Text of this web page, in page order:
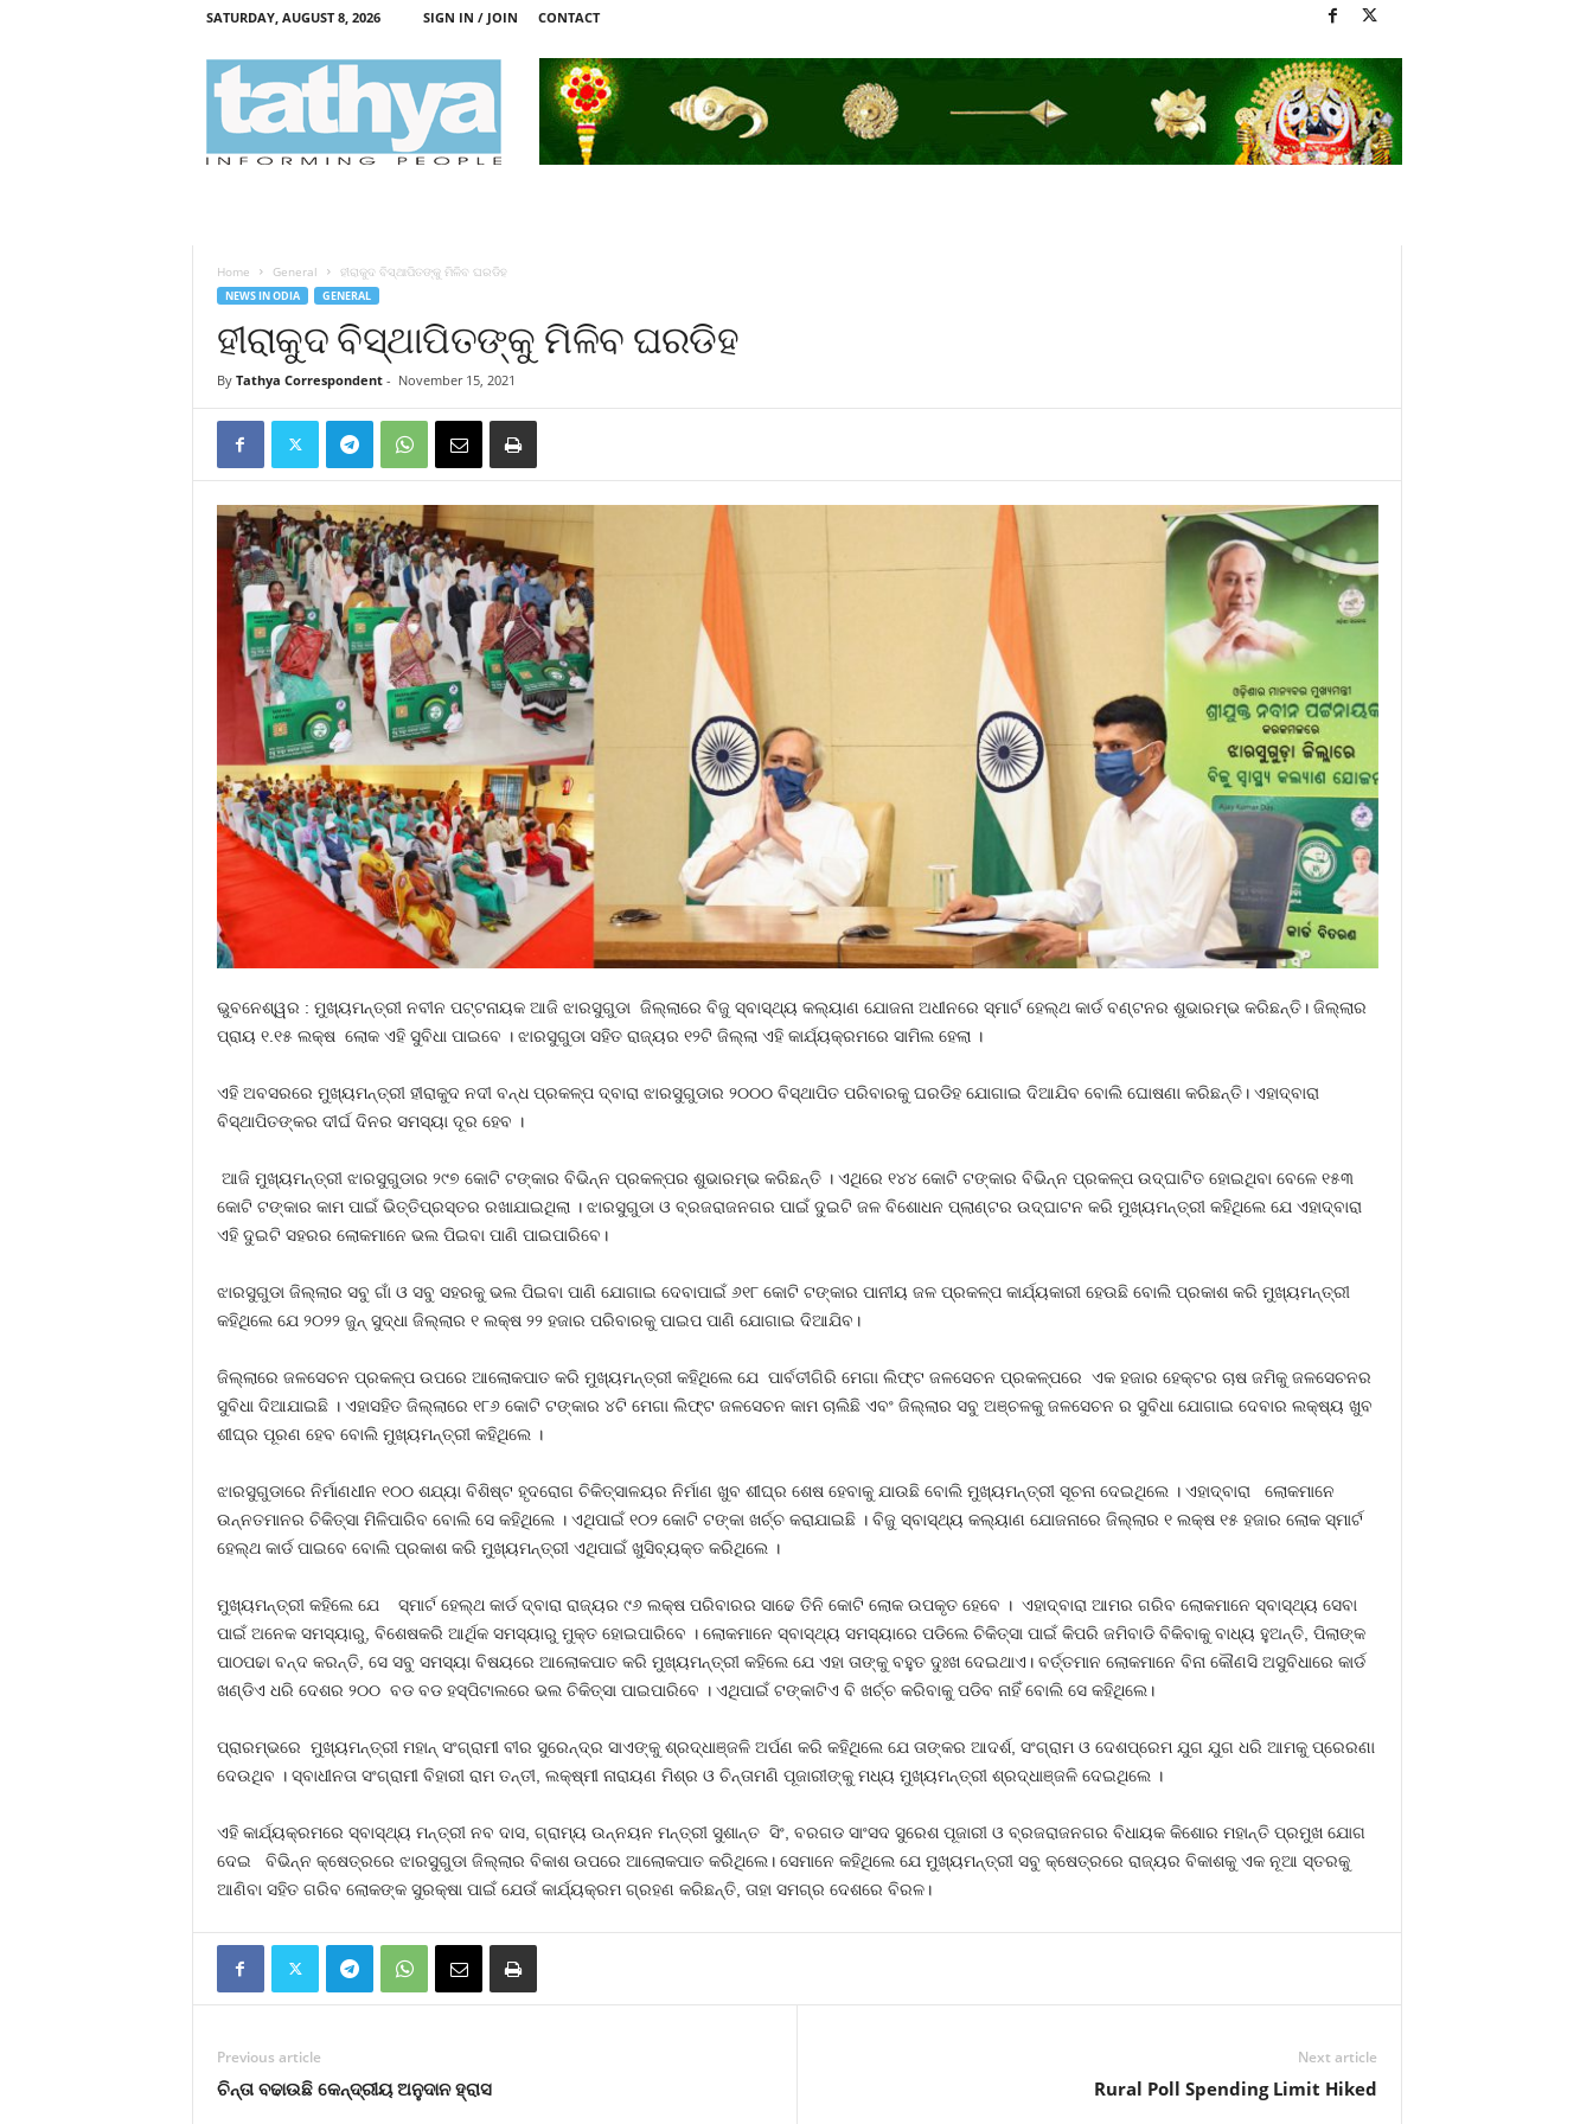
SATURDAY, AUGUST 8, 2026 SIGN IN / JOIN CONTACT
Home General ହୀରାକୁଦ ବିସ୍ଥାପିତଙ୍କୁ ମିଳିବ ଘରଡିହ
NEWS IN ODIA GENERAL
ହୀରାକୁଦ ବିସ୍ଥାପିତଙ୍କୁ ମିଳିବ ଘରଡିହ
By Tathya Correspondent- November 15, 2021
ଭୁବନେଶ୍ୱର : ମୁଖ୍ୟମନ୍ତ୍ରୀ ନବୀନ ପଟ୍ଟନାୟକ ଆଜି ଝାରସୁଗୁଡା ଜିଲ୍ଲାରେ ବିଜୁ ସ୍ବାସ୍ଥ୍ୟ କଲ୍ୟାଣ ଯୋଜନା ଅଧୀନରେ ସ୍ମାର୍ଟ ହେଲ୍‌ଥ କାର୍ଡ ବଣ୍ଟନର ଶୁଭାରମ୍ଭ କରିଛନ୍ତି। ଜିଲ୍ଲାର
ପ୍ରାୟ ୧.୧୫ ଲକ୍ଷ ଲୋକ ଏହି ସୁବିଧା ପାଇବେ । ଝାରସୁଗୁଡା ସହିତ ରାଜ୍ୟର ୧୨ଟି ଜିଲ୍ଲା ଏହି କାର୍ଯ୍ୟକ୍ରମରେ ସାମିଲ ହେଲା ।
ଏହି ଅବସରରେ ମୁଖ୍ୟମନ୍ତ୍ରୀ ହୀରାକୁଦ ନଦୀ ବନ୍ଧ ପ୍ରକଳ୍ପ ଦ୍ବାରା ଝାରସୁଗୁଡାର ୨୦୦୦ ବିସ୍ଥାପିତ ପରିବାରକୁ ଘରଡିହ ଯୋଗାଇ ଦିଆଯିବ ବୋଲି ଘୋଷଣା କରିଛନ୍ତି। ଏହାଦ୍ବାରା
ବିସ୍ଥାପିତଙ୍କର ଦୀର୍ଘ ଦିନର ସମସ୍ୟା ଦୂର ହେବ ।
ଆଜି ମୁଖ୍ୟମନ୍ତ୍ରୀ ଝାରସୁଗୁଡାର ୨୯୭ କୋଟି ଟଙ୍କାର ବିଭିନ୍ନ ପ୍ରକଳ୍ପର ଶୁଭାରମ୍ଭ କରିଛନ୍ତି । ଏଥିରେ ୧୪୪ କୋଟି ଟଙ୍କାର ବିଭିନ୍ନ ପ୍ରକଳ୍ପ ଉଦ୍‌ଘାଟିତ ହୋଇଥିବା ବେଳେ ୧୫୩
କୋଟି ଟଙ୍କାର କାମ ପାଇଁ ଭିତ୍ତିପ୍ରସ୍ତର ରଖାଯାଇଥିଲା । ଝାରସୁଗୁଡା ଓ ବ୍ରଜରାଜନଗର ପାଇଁ ଦୁଇଟି ଜଳ ବିଶୋଧନ ପ୍ଲାଣ୍ଟର ଉଦ୍‌ଘାଟନ କରି ମୁଖ୍ୟମନ୍ତ୍ରୀ କହିଥିଲେ ଯେ ଏହାଦ୍ବାରା
ଏହି ଦୁଇଟି ସହରର ଲୋକମାନେ ଭଲ ପିଇବା ପାଣି ପାଇପାରିବେ।
ଝାରସୁଗୁଡା ଜିଲ୍ଲାର ସବୁ ଗାଁ ଓ ସବୁ ସହରକୁ ଭଲ ପିଇବା ପାଣି ଯୋଗାଇ ଦେବାପାଇଁ ୬୧୮ କୋଟି ଟଙ୍କାର ପାନୀୟ ଜଳ ପ୍ରକଳ୍ପ କାର୍ଯ୍ୟକାରୀ ହେଉଛି ବୋଲି ପ୍ରକାଶ କରି ମୁଖ୍ୟମନ୍ତ୍ରୀ
କହିଥିଲେ ଯେ ୨୦୨୨ ଜୁନ୍‌ ସୁଦ୍ଧା ଜିଲ୍ଲାର ୧ ଲକ୍ଷ ୨୨ ହଜାର ପରିବାରକୁ ପାଇପ ପାଣି ଯୋଗାଇ ଦିଆଯିବ।
ଜିଲ୍ଲାରେ ଜଳସେଚନ ପ୍ରକଳ୍ପ ଉପରେ ଆଲୋକପାତ କରି ମୁଖ୍ୟମନ୍ତ୍ରୀ କହିଥିଲେ ଯେ ପାର୍ବତୀଗିରି ମେଗା ଲିଫ୍‌ଟ ଜଳସେଚନ ପ୍ରକଳ୍ପରେ ଏକ ହଜାର ହେକ୍ଟର ଚାଷ ଜମିକୁ ଜଳସେଚନର
ସୁବିଧା ଦିଆଯାଇଛି । ଏହାସହିତ ଜିଲ୍ଲାରେ ୧୮୬ କୋଟି ଟଙ୍କାର ୪ଟି ମେଗା ଲିଫ୍ଟ ଜଳସେଚନ କାମ ଚାଲିଛି ଏବଂ ଜିଲ୍ଲାର ସବୁ ଅଞ୍ଚଳକୁ ଜଳସେଚନ ର ସୁବିଧା ଯୋଗାଇ ଦେବାର ଲକ୍ଷ୍ୟ ଖୁବ
ଶୀଘ୍ର ପୂରଣ ହେବ ବୋଲି ମୁଖ୍ୟମନ୍ତ୍ରୀ କହିଥିଲେ ।
ଝାରସୁଗୁଡାରେ ନିର୍ମାଣଧୀନ ୧୦୦ ଶଯ୍ୟା ବିଶିଷ୍ଟ ହୃଦରୋଗ ଚିକିତ୍ସାଳୟର ନିର୍ମାଣ ଖୁବ ଶୀଘ୍ର ଶେଷ ହେବାକୁ ଯାଉଛି ବୋଲି ମୁଖ୍ୟମନ୍ତ୍ରୀ ସୂଚନା ଦେଇଥିଲେ । ଏହାଦ୍ବାରା ଲୋକମାନେ
ଉନ୍ନତମାନର ଚିକିତ୍ସା ମିଳିପାରିବ ବୋଲି ସେ କହିଥିଲେ । ଏଥିପାଇଁ ୧୦୨ କୋଟି ଟଙ୍କା ଖର୍ଚ୍ଚ କରାଯାଇଛି । ବିଜୁ ସ୍ବାସ୍ଥ୍ୟ କଲ୍ୟାଣ ଯୋଜନାରେ ଜିଲ୍ଲାର ୧ ଲକ୍ଷ ୧୫ ହଜାର ଲୋକ ସ୍ମାର୍ଟ
ହେଲ୍‌ଥ କାର୍ଡ ପାଇବେ ବୋଲି ପ୍ରକାଶ କରି ମୁଖ୍ୟମନ୍ତ୍ରୀ ଏଥିପାଇଁ ଖୁସିବ୍ୟକ୍ତ କରିଥିଲେ ।
ମୁଖ୍ୟମନ୍ତ୍ରୀ କହିଲେ ଯେ ସ୍ମାର୍ଟ ହେଲ୍‌ଥ କାର୍ଡ ଦ୍ବାରା ରାଜ୍ୟର ୯୬ ଲକ୍ଷ ପରିବାରର ସାଢେ ତିନି କୋଟି ଲୋକ ଉପକୃତ ହେବେ । ଏହାଦ୍ବାରା ଆମର ଗରିବ ଲୋକମାନେ ସ୍ବାସ୍ଥ୍ୟ ସେବା
ପାଇଁ ଅନେକ ସମସ୍ୟାରୁ, ବିଶେଷକରି ଆର୍ଥିକ ସମସ୍ୟାରୁ ମୁକ୍ତ ହୋଇପାରିବେ । ଲୋକମାନେ ସ୍ବାସ୍ଥ୍ୟ ସମସ୍ୟାରେ ପଡିଲେ ଚିକିତ୍ସା ପାଇଁ କିପରି ଜମିବାଡି ବିକିବାକୁ ବାଧ୍ୟ ହୁଅନ୍ତି, ପିଲାଙ୍କ
ପାଠପଢା ବନ୍ଦ କରନ୍ତି, ସେ ସବୁ ସମସ୍ୟା ବିଷୟରେ ଆଲୋକପାତ କରି ମୁଖ୍ୟମନ୍ତ୍ରୀ କହିଲେ ଯେ ଏହା ତାଙ୍କୁ ବହୁତ ଦୁଃଖ ଦେଇଥାଏ। ବର୍ତ୍ତମାନ ଲୋକମାନେ ବିନା କୌଣସି ଅସୁବିଧାରେ କାର୍ଡ
ଖଣ୍ଡିଏ ଧରି ଦେଶର ୨୦୦ ବଡ ବଡ ହସ୍‌ପିଟାଲରେ ଭଲ ଚିକିତ୍ସା ପାଇପାରିବେ । ଏଥିପାଇଁ ଟଙ୍କାଟିଏ ବି ଖର୍ଚ୍ଚ କରିବାକୁ ପଡିବ ନାହିଁ ବୋଲି ସେ କହିଥିଲେ।
ପ୍ରାରମ୍ଭରେ ମୁଖ୍ୟମନ୍ତ୍ରୀ ମହାନ୍‌ ସଂଗ୍ରାମୀ ବୀର ସୁରେନ୍ଦ୍ର ସାଏଙ୍କୁ ଶ୍ରଦ୍ଧାଞ୍ଜଳି ଅର୍ପଣ କରି କହିଥିଲେ ଯେ ତାଙ୍କର ଆଦର୍ଶ, ସଂଗ୍ରାମ ଓ ଦେଶପ୍ରେମ ଯୁଗ ଯୁଗ ଧରି ଆମକୁ ପ୍ରେରଣା
ଦେଉଥିବ । ସ୍ବାଧୀନତା ସଂଗ୍ରାମୀ ବିହାରୀ ରାମ ତନ୍ତୀ, ଲକ୍ଷ୍ମୀ ନାରାୟଣ ମିଶ୍ର ଓ ଚିନ୍ତାମଣି ପୂଜାରୀଙ୍କୁ ମଧ୍ୟ ମୁଖ୍ୟମନ୍ତ୍ରୀ ଶ୍ରଦ୍ଧାଞ୍ଜଳି ଦେଇଥିଲେ ।
ଏହି କାର୍ଯ୍ୟକ୍ରମରେ ସ୍ବାସ୍ଥ୍ୟ ମନ୍ତ୍ରୀ ନବ ଦାସ, ଗ୍ରାମ୍ୟ ଉନ୍ନୟନ ମନ୍ତ୍ରୀ ସୁଶାନ୍ତ ସିଂ, ବରଗଡ ସାଂସଦ ସୁରେଶ ପୂଜାରୀ ଓ ବ୍ରଜରାଜନଗର ବିଧାୟକ କିଶୋର ମହାନ୍ତି ପ୍ରମୁଖ ଯୋଗ
ଦେଇ ବିଭିନ୍ନ କ୍ଷେତ୍ରରେ ଝାରସୁଗୁଡା ଜିଲ୍ଲାର ବିକାଶ ଉପରେ ଆଲୋକପାତ କରିଥିଲେ। ସେମାନେ କହିଥିଲେ ଯେ ମୁଖ୍ୟମନ୍ତ୍ରୀ ସବୁ କ୍ଷେତ୍ରରେ ରାଜ୍ୟର ବିକାଶକୁ ଏକ ନୂଆ ସ୍ତରକୁ
ଆଣିବା ସହିତ ଗରିବ ଲୋକଙ୍କ ସୁରକ୍ଷା ପାଇଁ ଯେଉଁ କାର୍ଯ୍ୟକ୍ରମ ଗ୍ରହଣ କରିଛନ୍ତି, ତାହା ସମଗ୍ର ଦେଶରେ ବିରଳ।
Previous article
ଚିନ୍ତା ବଢାଉଛି କେନ୍ଦ୍ରୀୟ ଅନୁଦାନ ହ୍ରାସ
Next article
Rural Poll Spending Limit Hiked